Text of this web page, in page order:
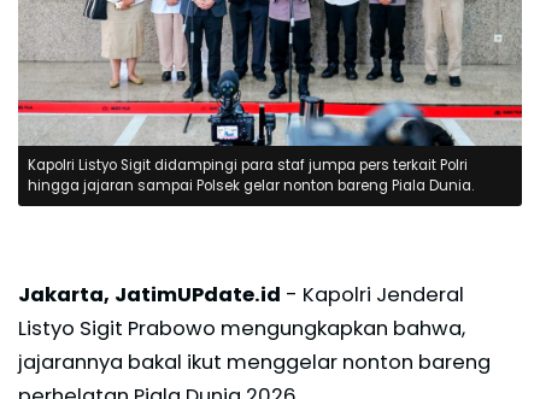
Kapolri Listyo Sigit didampingi para staf jumpa pers terkait Polri
hingga jajaran sampai Polsek gelar nonton bareng Piala Dunia.
Jakarta, JatimUPdate.id - Kapolri Jenderal
Listyo Sigit Prabowo mengungkapkan bahwa,
jajarannya bakal ikut menggelar nonton bareng